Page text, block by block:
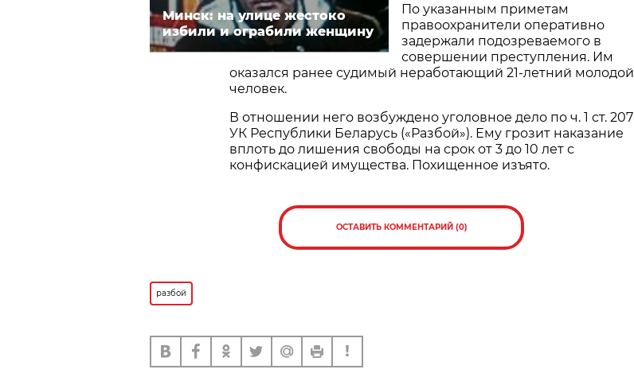
Минск: на улице жестоко
избили и ограбили женщину
По указанным приметам
правоохранители оперативно
задержали подозреваемого в
совершении преступления. Им
оказался ранее судимый неработающий 21-летний молодой
человек.
В отношении него возбуждено уголовное дело по ч. 1 ст. 207
УК Республики Беларусь («Разбой»). Ему грозит наказание
вплоть до лишения свободы на срок от 3 до 10 лет с
конфискацией имущества. Похищенное изъято.
ОСТАВИТЬ КОММЕНТАРИЙ (0)
разбой